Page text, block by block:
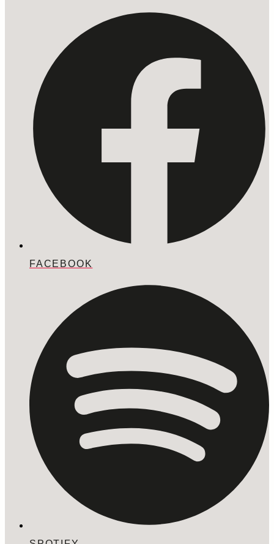
FACEBOOK